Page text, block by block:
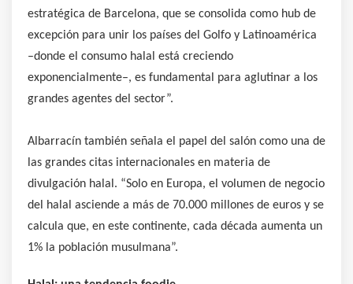
estratégica de Barcelona, que se consolida como hub de
excepción para unir los países del Golfo y Latinoamérica
–donde el consumo halal está creciendo
exponencialmente–, es fundamental para aglutinar a los
grandes agentes del sector”.
Albarracín también señala el papel del salón como una de
las grandes citas internacionales en materia de
divulgación halal. “Solo en Europa, el volumen de negocio
del halal asciende a más de 70.000 millones de euros y se
calcula que, en este continente, cada década aumenta un
1% la población musulmana”.